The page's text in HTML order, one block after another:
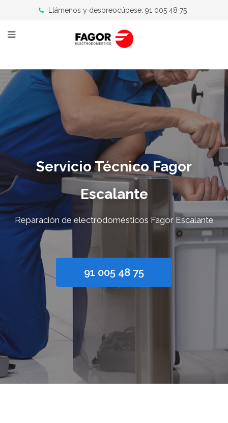
Llámenos y despreocúpese: 91 005 48 75
Servicio Técnico Fagor
Escalante
Reparación de electrodomésticos Fagor Escalante
91 005 48 75